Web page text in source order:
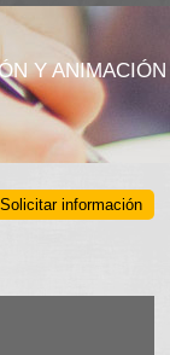
Y ANIMACIÓN
Solicitar información